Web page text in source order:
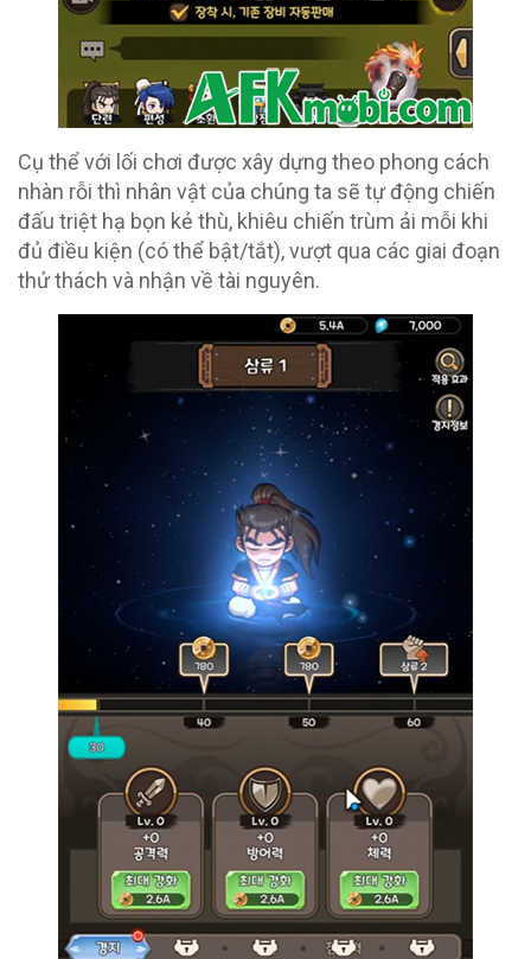
Cụ thể với lối chơi được xây dựng theo phong cách
nhàn rỗi thì nhân vật của chúng ta sẽ tự động chiến
đấu triệt hạ bọn kẻ thù, khiêu chiến trùm ải mỗi khi
đủ điều kiện (có thể bật/tắt), vượt qua các giai đoạn
thử thách và nhận về tài nguyên.